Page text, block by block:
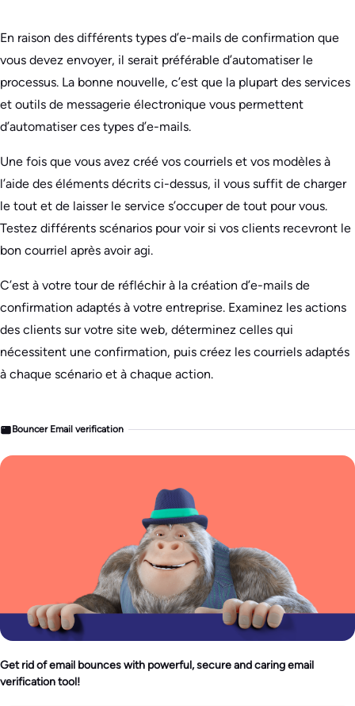
En raison des différents types d’e-mails de confirmation que
vous devez envoyer, il serait préférable d’automatiser le
processus. La bonne nouvelle, c’est que la plupart des services
et outils de messagerie électronique vous permettent
d’automatiser ces types d’e-mails.
Une fois que vous avez créé vos courriels et vos modèles à
l’aide des éléments décrits ci-dessus, il vous suffit de charger
le tout et de laisser le service s’occuper de tout pour vous.
Testez différents scénarios pour voir si vos clients recevront le
bon courriel après avoir agi.
C’est à votre tour de réfléchir à la création d’e-mails de
confirmation adaptés à votre entreprise. Examinez les actions
des clients sur votre site web, déterminez celles qui
nécessitent une confirmation, puis créez les courriels adaptés
à chaque scénario et à chaque action.
Bouncer Email verification
Get rid of email bounces with powerful, secure and caring email
verification tool!